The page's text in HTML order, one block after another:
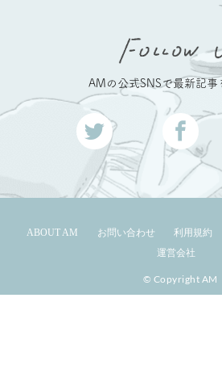
AMの公式SNSで最新記事
ABOUT AM お問い合わせ 利用規約
運営会社
© Copyright AM